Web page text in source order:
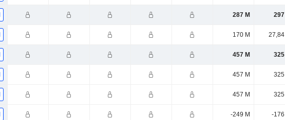
287 M 297
170 M 27,84
457 M 325
457 M 325
457 M 325
-249 M -176